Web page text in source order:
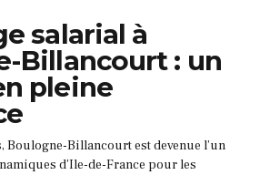
salarial à
Billancourt : un
pleine
Boulogne-Billancourt est devenue l’un
d’Ile-de-France pour les